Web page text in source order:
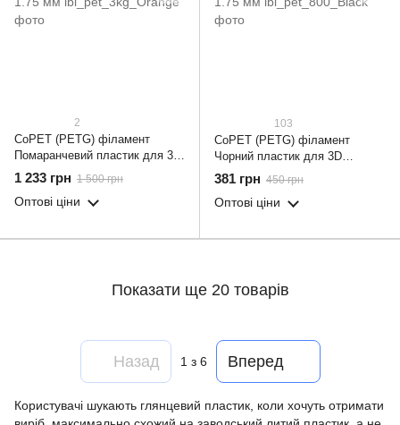
2
CoPET (PETG) філамент
Помаранчевий пластик для 3D
принтера 3.0 кг / 960 м / 1.75
1 233 грн 1 500 грн
Оптові ціни
103
CoPET (PETG) філамент
Чорний пластик для 3D
принтера 0.800 кг / 260 м / 1.75
381 грн 450 грн
Оптові ціни
Показати ще 20 товарів
Назад 1з 6 Вперед
Користувачі шукають глянцевий пластик, коли хочуть отримати